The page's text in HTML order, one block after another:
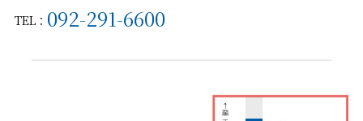
TEL： 092-291-6600